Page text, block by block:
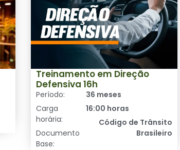
Treinamento em Direção
Defensiva 16h
Período:
Carga
horária:
Documento
Base:
36 meses
16:00 horas
Código de Trânsito
Brasileiro